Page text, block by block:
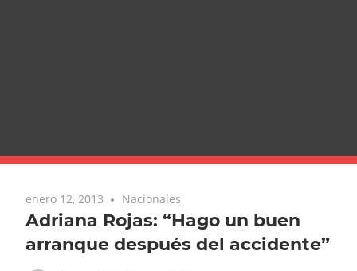
enero 12, 2013 Nacionales
Adriana Rojas: “Hago un buen
arranque después del accidente”